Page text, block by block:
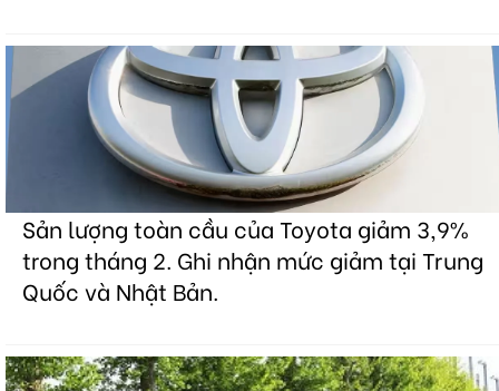
Sản lượng toàn cầu của Toyota giảm 3,9%
trong tháng 2. Ghi nhận mức giảm tại Trung
Quốc và Nhật Bản.